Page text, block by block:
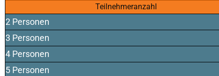
Teilnehmeranzahl
2 Personen
3 Personen
4 Personen
5 Personen